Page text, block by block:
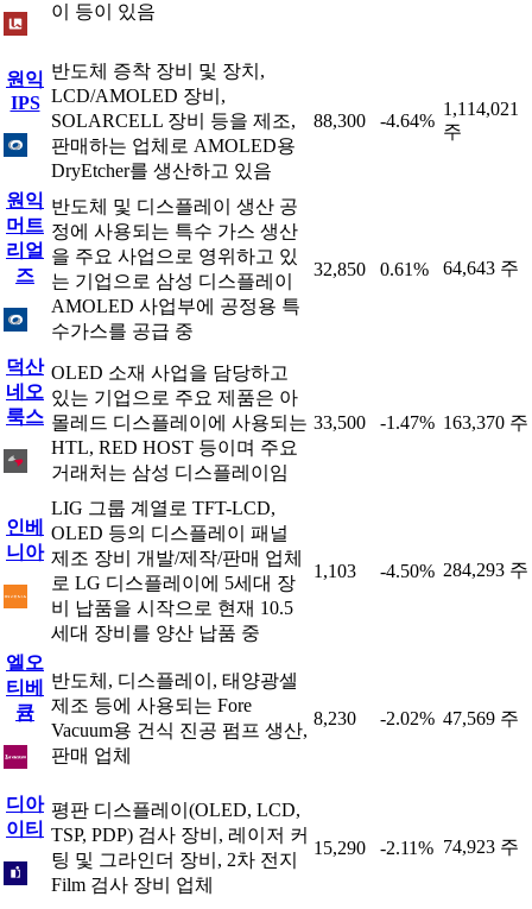
이 등이 있음
원익
IPS
반도체 증착 장비 및 장치,
LCD/AMOLED 장비,
SOLARCELL 장비 등을 제조,
판매하는 업체로 AMOLED용
DryEtcher를 생산하고 있음
88,300 -4.64%
1,114,021
주
원익
머트
리얼
즈
반도체 및 디스플레이 생산 공
정에 사용되는 특수 가스 생산
을 주요 사업으로 영위하고 있
는 기업으로 삼성 디스플레이
AMOLED 사업부에 공정용 특
수가스를 공급 중
32,850 0.61% 64,643 주
덕산
네오
룩스
OLED 소재 사업을 담당하고
있는 기업으로 주요 제품은 아
몰레드 디스플레이에 사용되는
HTL, RED HOST 등이며 주요
거래처는 삼성 디스플레이임
33,500 -1.47% 163,370 주
인베
니아
LIG 그룹 계열로 TFT-LCD,
OLED 등의 디스플레이 패널
제조 장비 개발/제작/판매 업체
로 LG 디스플레이에 5세대 장
비 납품을 시작으로 현재 10.5
세대 장비를 양산 납품 중
1,103 -4.50% 284,293 주
엘오
티베
큠
반도체, 디스플레이, 태양광셀
제조 등에 사용되는 Fore
Vacuum용 건식 진공 펌프 생산,
판매 업체
8,230 -2.02% 47,569 주
디아
이티
평판 디스플레이(OLED, LCD,
TSP, PDP) 검사 장비, 레이저 커
팅 및 그라인더 장비, 2차 전지
Film 검사 장비 업체
15,290 -2.11% 74,923 주